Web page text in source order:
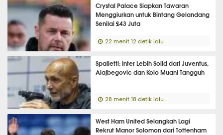
Crystal Palace Siapkan Tawaran
Menggiurkan untuk Bintang Gelandang
Senilai £43 Juta
22 menit 12 detik lalu
Spalletti: Inter Lebih Solid dari Juventus,
Alajbegovic dan Kolo Muani Tangguh
28 menit 18 detik lalu
West Ham United Selangkah Lagi
Rekrut Manor Solomon dari Tottenham